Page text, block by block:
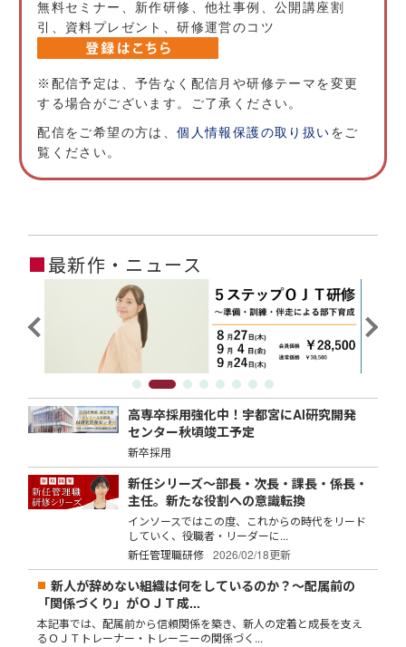
無料セミナー、新作研修、他社事例、公開講座割
引、資料プレゼント、研修運営のコツ
※配信予定は、予告なく配信月や研修テーマを変更
する場合がございます。ご了承ください。
配信をご希望の方は、個人情報保護の取り扱いをご
覧ください。
■最新作・ニュース
高専卒採用強化中！宇都宮にAI研究開発
センター秋頃竣工予定
新卒採用
新任シリーズ～部長・次長・課長・係長・
主任。新たな役割への意識転換
インソースではこの度、これからの時代をリード
していく、役職者・リーダーに...
新任管理職研修
2026/02/18更新
新人が辞めない組織は何をしているのか？～配属前の
「関係づくり」がＯＪＴ成...
本記事では、配属前から信頼関係を築き、新人の定着と成長を支え
るＯＪＴトレーナー・トレーニーの関係づく...